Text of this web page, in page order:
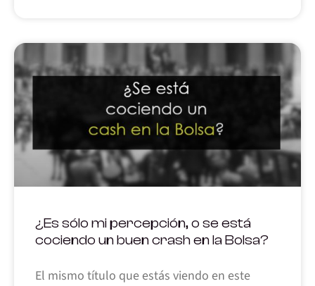
¿Es sólo mi percepción, o se está
cociendo un buen crash en la Bolsa?
El mismo título que estás viendo en este